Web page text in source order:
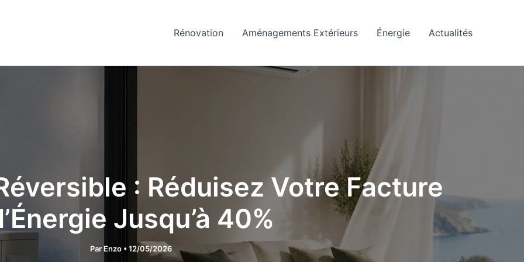
Rénovation Aménagements Extérieurs Énergie Actualités
: Réduisez Votre Facture
Jusqu’à 40%
Par Enzo •12/05/2026